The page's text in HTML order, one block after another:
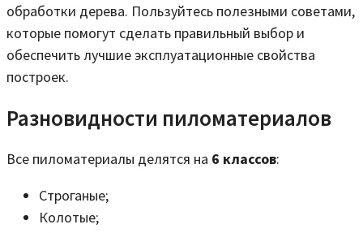
обработки дерева. Пользуйтесь полезными советами,
которые помогут сделать правильный выбор и
обеспечить лучшие эксплуатационные свойства
построек.
Разновидности пиломатериалов
Все пиломатериалы делятся на 6 классов:
Строганые;
Колотые;